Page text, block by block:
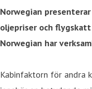
Norwegian
oljepriser och
Norwegian har
Kabinfaktorn för andra